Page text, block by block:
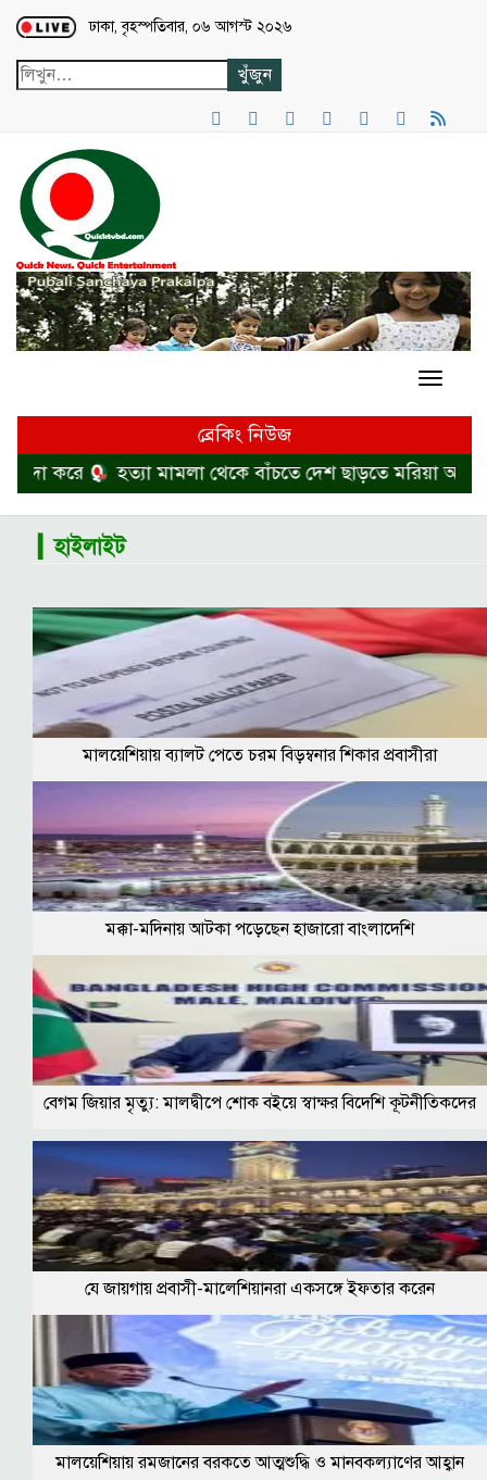
Loading...
ঢাকা, বৃহস্পতিবার, ০৬ আগস্ট ২০২৬
ব্রেকিং নিউজ
করে
হত্যা মামলা থেকে বাঁচতে দেশ ছাড়তে মরিয়া আলোচিত
▎হাইলাইট
মালয়েশিয়ায় ব্যালট পেতে চরম বিড়ম্বনার শিকার প্রবাসীরা
মক্কা-মদিনায় আটকা পড়েছেন হাজারো বাংলাদেশি
বেগম জিয়ার মৃত্যু: মালদ্বীপে শোক বইয়ে স্বাক্ষর বিদেশি কূটনীতিকদের
যে জায়গায় প্রবাসী-মালেশিয়ানরা একসঙ্গে ইফতার করেন
মালয়েশিয়ায় রমজানের বরকতে আত্মশুদ্ধি ও মানবকল্যাণের আহ্বান